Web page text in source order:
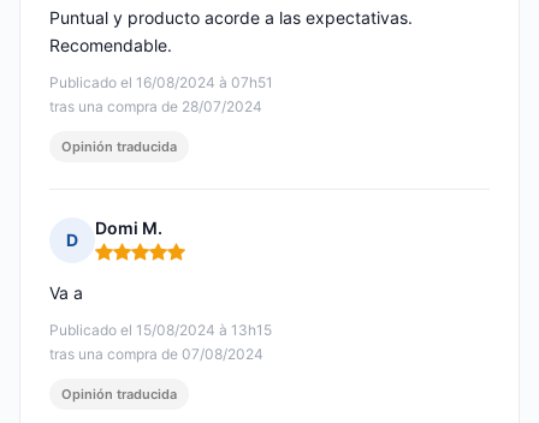
Publicado el 16/08/2024 à 07h51
tras una compra de 28/07/2024
Puntual y producto acorde a las expectativas.
Recomendable.
Opinión traducida
D
Domi M.
Nota: 5 de 5
Publicado el 15/08/2024 à 13h15
tras una compra de 07/08/2024
Va a
Opinión traducida